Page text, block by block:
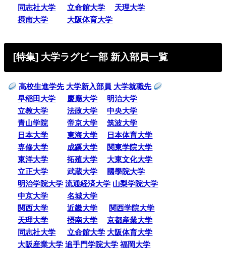
同志社大学 立命館大学
天理大学
摂南大学
大阪体育大学
[特集] 大学ラグビー部 新入部員一覧
高校生進学先 大学新入部員 大学就職先
早稲田大学
慶應大学
明治大学
立教大学
法政大学
中央大学
青山学院
帝京大学
筑波大学
日本大学
東海大学
日本体育大学
専修大学
成蹊大学
関東学院大学
東洋大学
拓殖大学
大東文化大学
立正大学
武蔵大学
國學院大学
明治学院大学 流通経済大学 山梨学院大学
中京大学
名城大学
関西大学
近畿大学
関西学院大学
天理大学
摂南大学
京都産業大学
同志社大学
立命館大学 大阪体育大学
大阪産業大学 追手門学院大学 福岡大学